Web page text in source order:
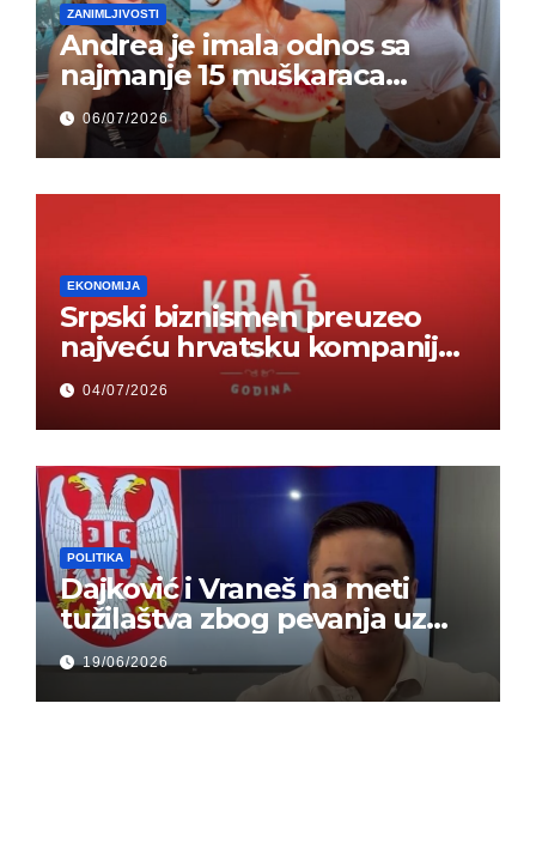
ZANIMLJIVOSTI
Andrea je imala odnos sa
najmanje 15 muškaraca
odjednom – „Doktor mi je
rekao…“ (FOTO)
06/07/2026
EKONOMIJA
Srpski biznismen preuzeo
najveću hrvatsku kompaniju i
ponos zemlje – Hrvati ne
mogu da veruju
04/07/2026
POLITIKA
Dajković i Vraneš na meti
tužilaštva zbog pevanja uz
gusle
19/06/2026